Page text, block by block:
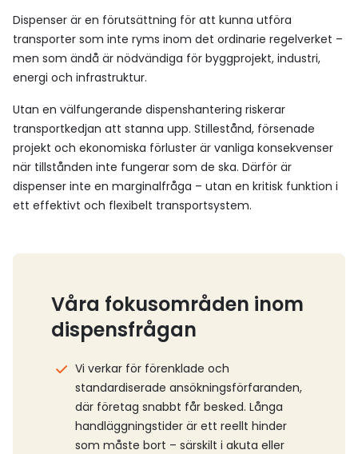
Dispenser är en förutsättning för att kunna utföra
transporter som inte ryms inom det ordinarie regelverket –
men som ändå är nödvändiga för byggprojekt, industri,
energi och infrastruktur.
Utan en välfungerande dispenshantering riskerar
transportkedjan att stanna upp. Stillestånd, försenade
projekt och ekonomiska förluster är vanliga konsekvenser
när tillstånden inte fungerar som de ska. Därför är
dispenser inte en marginalfråga – utan en kritisk funktion i
ett effektivt och flexibelt transportsystem.
Våra fokusområden inom
dispensfrågan
Vi verkar för förenklade och
standardiserade ansökningsförfaranden,
där företag snabbt får besked. Långa
handläggningstider är ett reellt hinder
som måste bort – särskilt i akuta eller